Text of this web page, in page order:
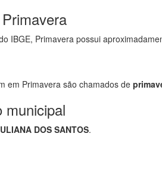
IBGE, Primavera possui
em Primavera são chamados de
municipal
DOS SANTOS.